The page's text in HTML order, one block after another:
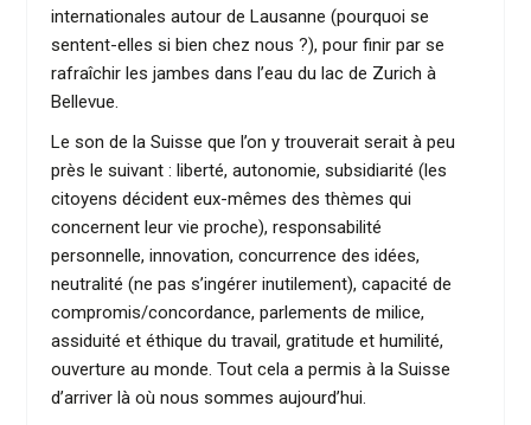
internationales autour de Lausanne (pourquoi se
sentent-elles si bien chez nous ?), pour finir par se
rafraîchir les jambes dans l’eau du lac de Zurich à
Bellevue.
Le son de la Suisse que l’on y trouverait serait à peu
près le suivant : liberté, autonomie, subsidiarité (les
citoyens décident eux-mêmes des thèmes qui
concernent leur vie proche), responsabilité
personnelle, innovation, concurrence des idées,
neutralité (ne pas s’ingérer inutilement), capacité de
compromis/concordance, parlements de milice,
assiduité et éthique du travail, gratitude et humilité,
ouverture au monde. Tout cela a permis à la Suisse
d’arriver là où nous sommes aujourd’hui.